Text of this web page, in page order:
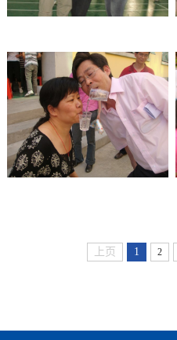
上页 1 2